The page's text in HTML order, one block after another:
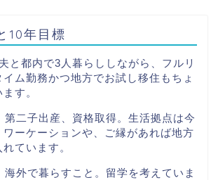
10年目標
と都内で3人暮らししながら、フルリ
ム勤務かつ地方でお試し移住もちょ
す。
第二子出産、資格取得。生活拠点は今
ワーケーションや、ご縁があれば地方
ています。
海外で暮らすこと。留学を考えていま